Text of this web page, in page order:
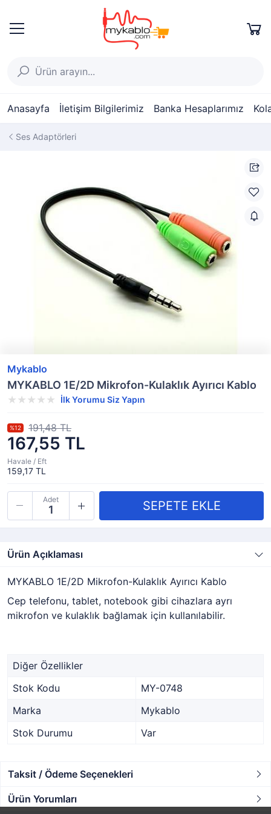
Anasayfa İletişim Bilgilerimiz Banka Hesaplarımız
Ses Adaptörleri
Mykablo
MYKABLO 1E/2D Mikrofon-Kulaklık Ayırıcı Kablo
İlk Yorumu Siz Yapın
167,55 TL
%12 191,48 TL
Havale / Eft
159,17 TL
Adet
Ürün Açıklaması
MYKABLO 1E/2D Mikrofon-Kulaklık Ayırıcı Kablo
Cep telefonu, tablet, notebook gibi cihazlara ayrı
mikrofon ve kulaklık bağlamak için kullanılabilir.
Diğer Özellikler
Stok Kodu
MY-0748
Marka
Mykablo
Stok Durumu
Var
Taksit / Ödeme Seçenekleri
Ürün Yorumları